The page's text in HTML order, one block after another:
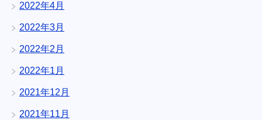
2022年4月
2022年3月
2022年2月
2022年1月
2021年12月
2021年11月